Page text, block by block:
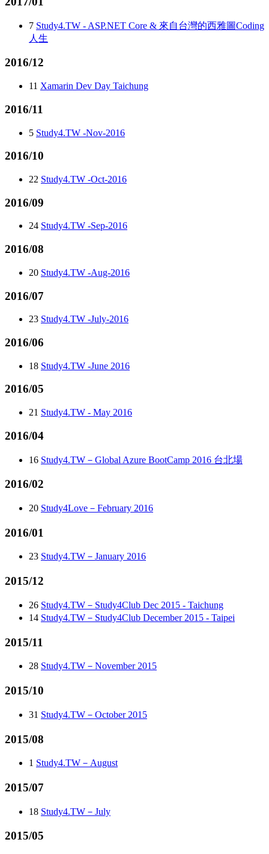
7 Study4.TW - ASP.NET Core & 來自台灣的西雅圖Coding
人生
2016/12
11 Xamarin Dev Day Taichung
2016/11
5 Study4.TW -Nov-2016
2016/10
22 Study4.TW -Oct-2016
2016/09
24 Study4.TW -Sep-2016
2016/08
20 Study4.TW -Aug-2016
2016/07
23 Study4.TW -July-2016
2016/06
18 Study4.TW -June 2016
2016/05
21 Study4.TW - May 2016
2016/04
16 Study4.TW－Global Azure BootCamp 2016 台北場
2016/02
20 Study4Love－February 2016
2016/01
23 Study4.TW－January 2016
2015/12
26 Study4.TW－Study4Club Dec 2015 - Taichung
14 Study4.TW－Study4Club December 2015 - Taipei
2015/11
28 Study4.TW－November 2015
2015/10
31 Study4.TW－October 2015
2015/08
1 Study4.TW－August
2015/07
18 Study4.TW－July
2015/05